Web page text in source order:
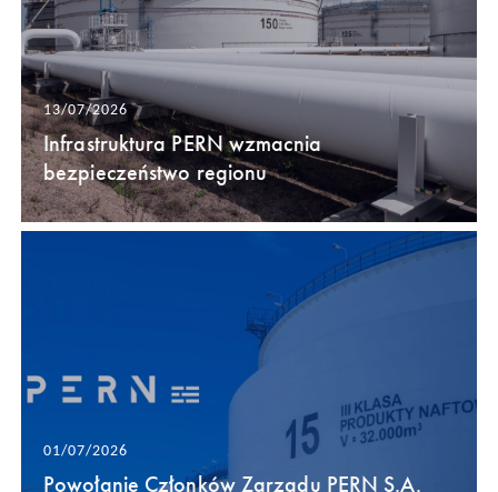
13/07/2026
Infrastruktura PERN wzmacnia
bezpieczeństwo regionu
01/07/2026
Powołanie Członków Zarządu PERN S.A.